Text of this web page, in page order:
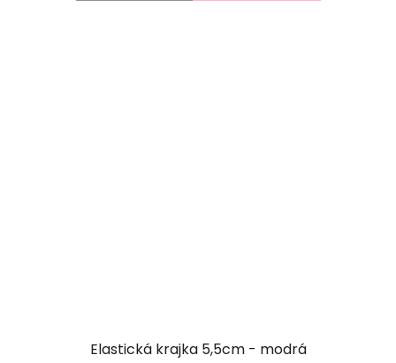
Elastická krajka 5,5cm - modrá